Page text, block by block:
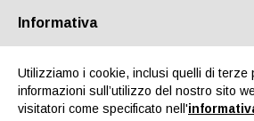
Chi siamo Partners Contatti Area
Informativa
Utilizziamo i cookie, inclusi quelli di terze
informazioni sull’utilizzo del nostro sito
visitatori come specificato nell'